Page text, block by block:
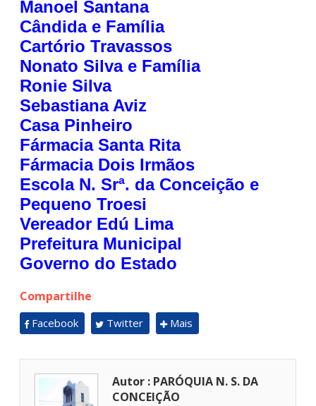
Manoel Santana
Cândida e Família
Cartório Travassos
Nonato Silva e Família
Ronie Silva
Sebastiana Aviz
Casa Pinheiro
Fármacia Santa Rita
Fármacia Dois Irmãos
Escola N. Srª. da Conceição e
Pequeno Troesi
Vereador Edú Lima
Prefeitura Municipal
Governo do Estado
Compartilhe
Facebook Twitter Mais
Autor : PARÓQUIA N. S. DA
CONCEIÇÃO